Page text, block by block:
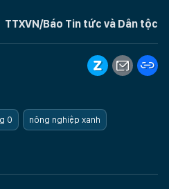
TTXVN/Báo Tin tức và Dân tộc
0 nông nghiệp xanh